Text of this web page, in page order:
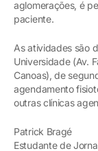
aglomerações, é
paciente.
As atividades são
Universidade (Av.
Canoas), de
agendamento
outras clínicas
Patrick Bragé
Estudante de